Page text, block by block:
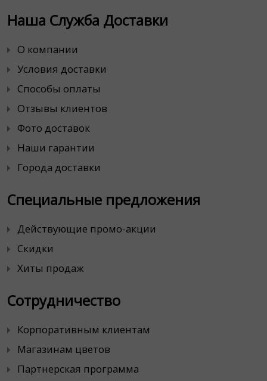
Наша Служба Доставки
О компании
Условия доставки
Способы оплаты
Отзывы клиентов
Фото доставок
Наши гарантии
Города доставки
Специальные предложения
Действующие промо-акции
Скидки
Хиты продаж
Сотрудничество
Корпоративным клиентам
Магазинам цветов
Партнерская программа